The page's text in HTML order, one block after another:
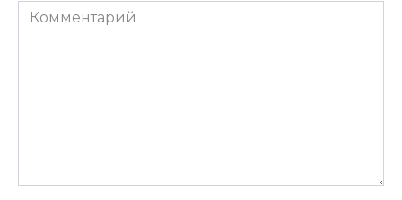
Комментарий